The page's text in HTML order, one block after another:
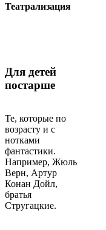
Театрализация
Для детей
постарше
Те, которые по
возрасту и с
нотками
фантастики.
Например, Жюль
Верн, Артур
Конан Дойл,
братья
Стругацкие.